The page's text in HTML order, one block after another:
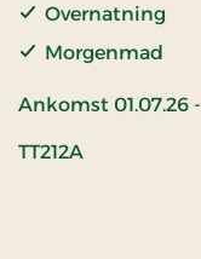
Overnatning
Morgenmad
Ankomst 01.07.26 -
TT212A